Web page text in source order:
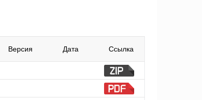
Версия Дата Ссылка